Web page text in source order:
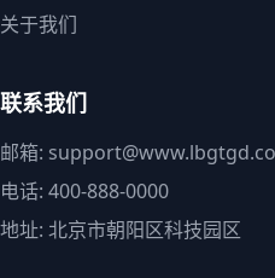
关于我们
联系我们
邮箱:
电话: 400-888-0000
地址: 北京市朝阳区科技园区